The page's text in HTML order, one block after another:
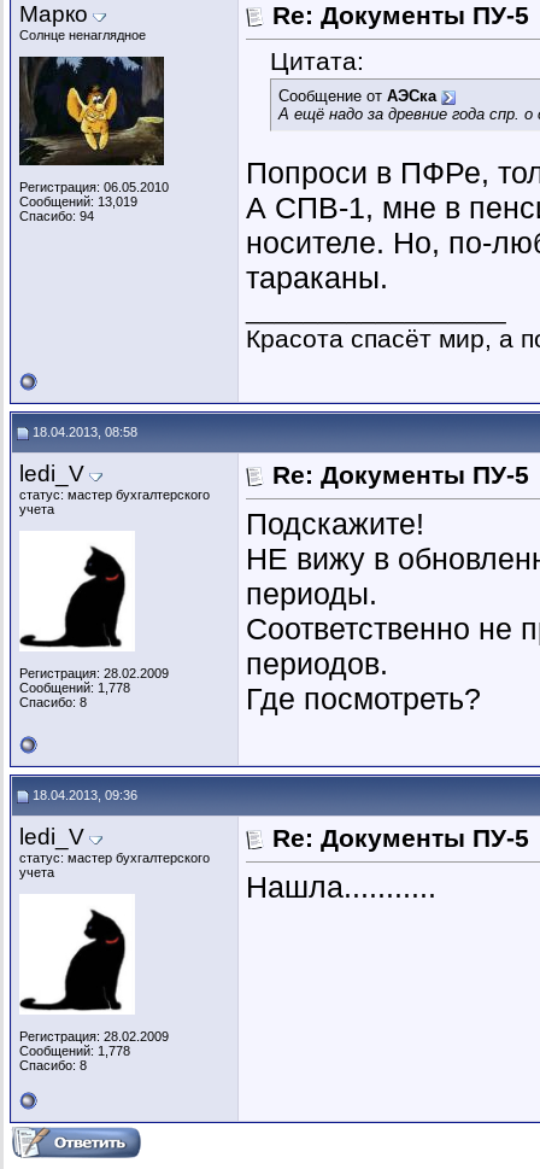
Марко
Солнце ненаглядное
Регистрация: 06.05.2010
Сообщений: 13,019
Спасибо: 94
Re: Документы ПУ-5
Цитата:
Сообщение от АЭСка
А ещё надо за древние года спр.
Попроси в ПФРе,
А СПВ-1, мне в
носителе. Но, по-
тараканы.
Красота спасёт мир, а
18.04.2013, 08:58
ledi_V
статус: мастер бухгалтерского
учета
Регистрация: 28.02.2009
Сообщений: 1,778
Спасибо: 8
Re: Документы ПУ-5
Подскажите!
НЕ вижу в
периоды.
Соответственно не
периодов.
Где посмотреть?
18.04.2013, 09:36
ledi_V
статус: мастер бухгалтерского
учета
Регистрация: 28.02.2009
Сообщений: 1,778
Спасибо: 8
Re: Документы ПУ-5
Нашла...........